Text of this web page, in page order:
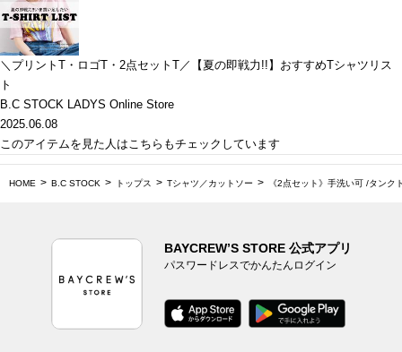
＼プリントT・ロゴT・2点セットT／【夏の即戦力!!】おすすめTシャツリス
ト
B.C STOCK LADYS Online Store
2025.06.08
このアイテムを見た人はこちらもチェックしています
HOME B.C STOCK トップス Tシャツ／カットソー 《2点セット》手洗い可 /タンク
BAYCREW’S STORE 公式アプリ
パスワードレスでかんたんログイン